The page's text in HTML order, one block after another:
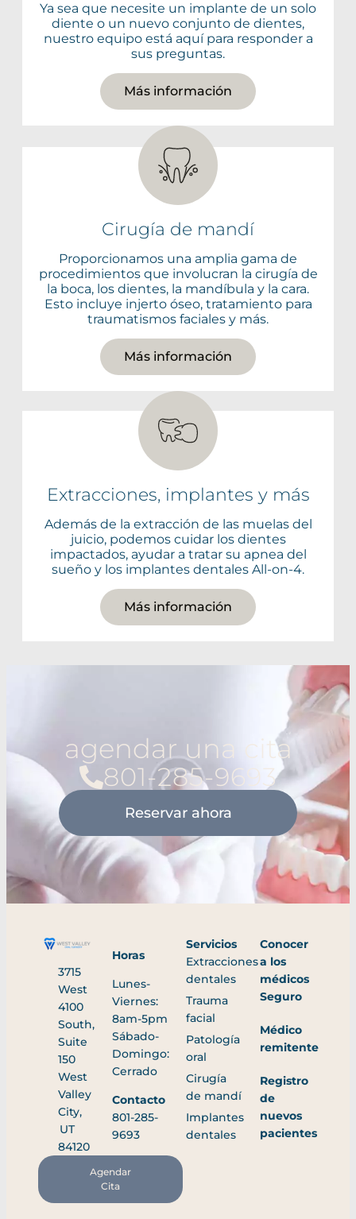
Ya sea que necesite un implante de un solo
diente o un nuevo conjunto de dientes,
nuestro equipo está aquí para responder a
sus preguntas.
Más información
Cirugía de mandí
Proporcionamos una amplia gama de
procedimientos que involucran la cirugía de
la boca, los dientes, la mandíbula y la cara.
Esto incluye injerto óseo, tratamiento para
traumatismos faciales y más.
Más información
Extracciones, implantes y más
Además de la extracción de las muelas del
juicio, podemos cuidar los dientes
impactados, ayudar a tratar su apnea del
sueño y los implantes dentales All-on-4.
Más información
agendar una cita
801-285-9693
Reservar ahora
3715
West
4100
South,
Suite
150
West
Valley
City,
UT
84120
Agendar
Cita
Horas
Lunes-
Viernes:
8am-5pm
Sábado-
Domingo:
Cerrado
Contacto
801-285-
9693
Servicios
Extracciones
dentales
Trauma
facial
Patología
oral
Cirugía
de mandí
Implantes
dentales
Conocer
a los
médicos
Seguro
Médico
remitente
Registro
de
nuevos
pacientes